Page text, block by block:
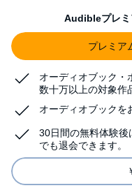
Audibleプレミ
プレミア
オーディオブック・
数十万以上の対象作
オーディオブックを
30日間の無料体験
でも退会できます。